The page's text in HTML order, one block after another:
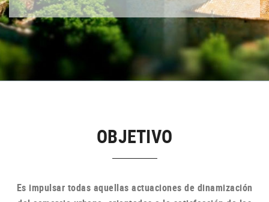
OBJETIVO
Es impulsar todas aquellas actuaciones de dinamización